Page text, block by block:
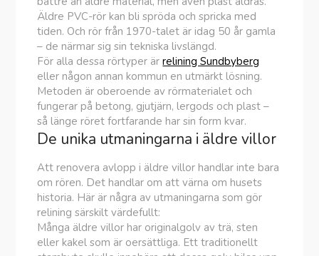
Äldre PVC-rör kan bli spröda och spricka med
tiden. Och rör från 1970-talet är idag 50 år gamla
– de närmar sig sin tekniska livslängd.
För alla dessa rörtyper ärrelining Sundbyberg
eller någon annan kommun en utmärkt lösning.
Metoden är oberoende av rörmaterialet och
fungerar på betong, gjutjärn, lergods och plast –
så länge röret fortfarande har sin form kvar.
De unika utmaningarna i äldre villor
Att renovera avlopp i äldre villor handlar inte bara
om rören. Det handlar om att värna om husets
historia. Här är några av utmaningarna som gör
relining särskilt värdefullt:
Många äldre villor har originalgolv av trä, sten
eller kakel som är oersättliga. Ett traditionellt